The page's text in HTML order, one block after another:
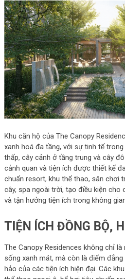
Khu căn hộ của The Canopy
xanh hoá đa tầng, với sự tinh tế
thấp, cây cảnh ở tầng trung và cây
cảnh quan và tiện ích được thiết kế
chuẩn resort, khu thể thao, sân chơi
cây, spa ngoài trời, tạo điều kiện cho
và tận hưởng tiện ích trong không
TIỆN ÍCH ĐỒNG BỘ,
The Canopy Residences không chỉ
sống xanh mát, mà còn là điểm
hảo của các tiện ích hiện đại. Các